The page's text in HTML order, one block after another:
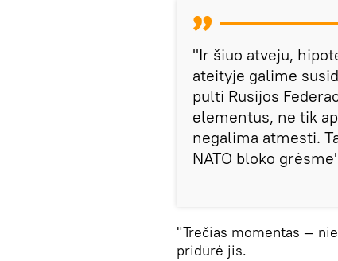
"Ir šiuo atveju,
ateityje galime
pulti Rusijos
elementus, ne tik
negalima atmesti.
NATO bloko
"Trečias momentas —
pridūrė jis.